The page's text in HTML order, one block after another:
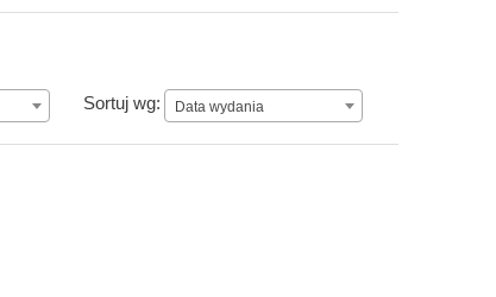
Sortuj wg: Data wydania
Data wydania